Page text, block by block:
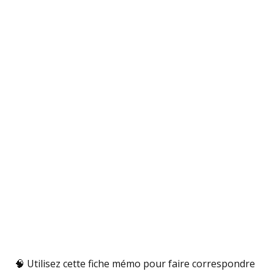
🧠 Utilisez cette fiche mémo pour faire correspondre